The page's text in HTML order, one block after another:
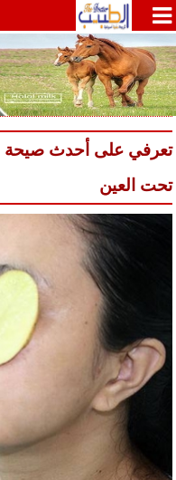
تعرفي على أحدث صيحة
تحت العين